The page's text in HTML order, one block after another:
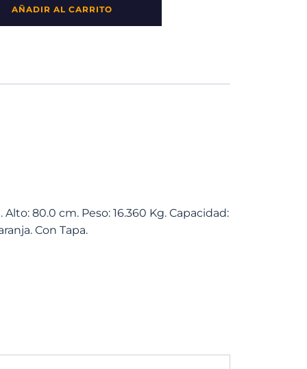
AÑADIR AL CARRITO
80.0 cm. Peso: 16.360 Kg. Capacidad:
Con Tapa.